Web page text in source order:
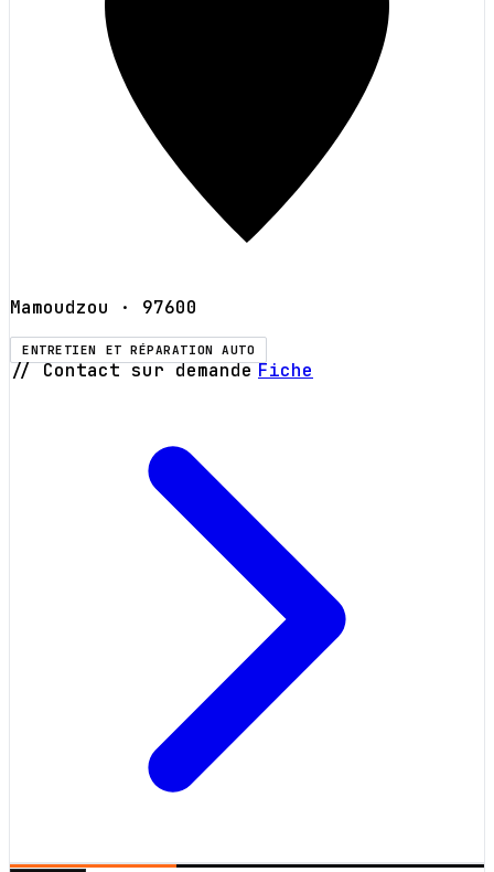
Mamoudzou · 97600
ENTRETIEN ET RÉPARATION AUTO
// Contact sur demande Fiche